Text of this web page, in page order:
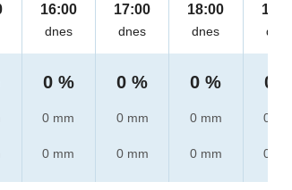
16:00
dnes
0 %
0 mm
0 mm
17:00
dnes
0 %
0 mm
0 mm
18:00
dnes
0 %
0 mm
0 mm
19:00
dnes
0 %
0 mm
0 mm